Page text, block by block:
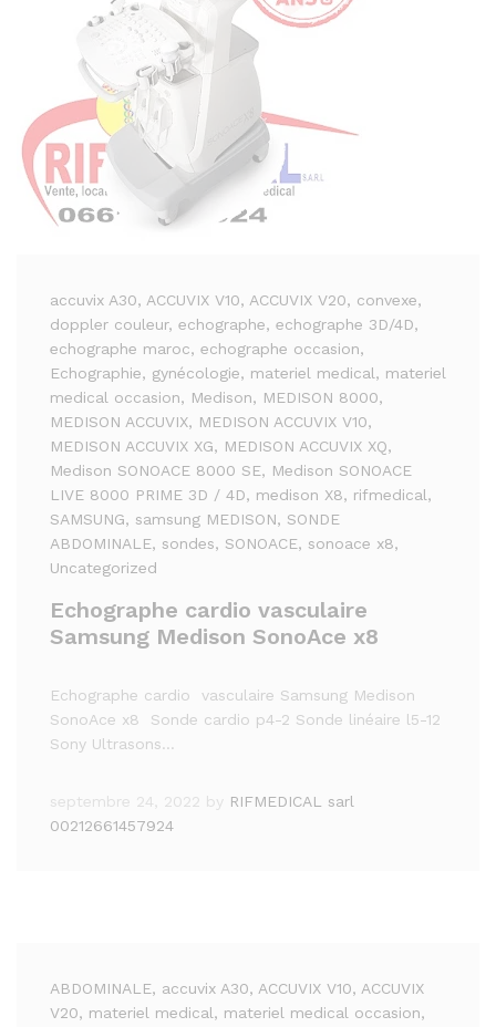
accuvix A30, ACCUVIX V10, ACCUVIX V20, convexe,
doppler couleur, echographe, echographe 3D/4D,
echographe maroc, echographe occasion,
Echographie, gynécologie, materiel medical, materiel
medical occasion, Medison, MEDISON 8000,
MEDISON ACCUVIX, MEDISON ACCUVIX V10,
MEDISON ACCUVIX XG, MEDISON ACCUVIX XQ,
Medison SONOACE 8000 SE, Medison SONOACE
LIVE 8000 PRIME 3D / 4D, medison X8, rifmedical,
SAMSUNG, samsung MEDISON, SONDE
ABDOMINALE, sondes, SONOACE, sonoace x8,
Uncategorized
Echographe cardio vasculaire
Samsung Medison SonoAce x8
Echographe cardio vasculaire Samsung Medison
SonoAce x8 Sonde cardio p4-2 Sonde linéaire l5-12
Sony Ultrasons…
septembre 24, 2022 by RIFMEDICAL sarl
00212661457924
ABDOMINALE, accuvix A30, ACCUVIX V10, ACCUVIX
V20, materiel medical, materiel medical occasion,